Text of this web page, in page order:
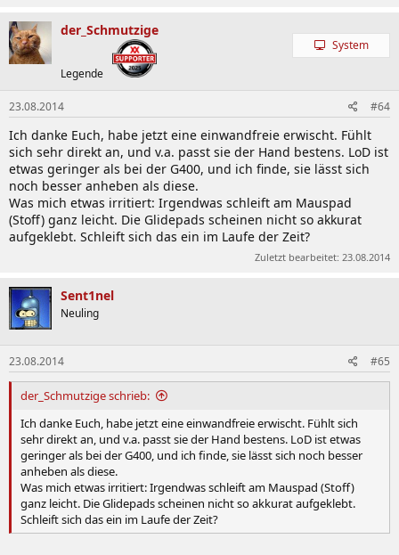
der_Schmutzige
Legende
System
23.08.2014 #64
Ich danke Euch, habe jetzt eine einwandfreie erwischt. Fühlt
sich sehr direkt an, und v.a. passt sie der Hand bestens. LoD ist
etwas geringer als bei der G400, und ich finde, sie lässt sich
noch besser anheben als diese.
Was mich etwas irritiert: Irgendwas schleift am Mauspad
(Stoff) ganz leicht. Die Glidepads scheinen nicht so akkurat
aufgeklebt. Schleift sich das ein im Laufe der Zeit?
Zuletzt bearbeitet: 23.08.2014
Sent1nel
Neuling
23.08.2014 #65
der_Schmutzige schrieb:
Ich danke Euch, habe jetzt eine einwandfreie erwischt. Fühlt sich
sehr direkt an, und v.a. passt sie der Hand bestens. LoD ist etwas
geringer als bei der G400, und ich finde, sie lässt sich noch besser
anheben als diese.
Was mich etwas irritiert: Irgendwas schleift am Mauspad (Stoff)
ganz leicht. Die Glidepads scheinen nicht so akkurat aufgeklebt.
Schleift sich das ein im Laufe der Zeit?